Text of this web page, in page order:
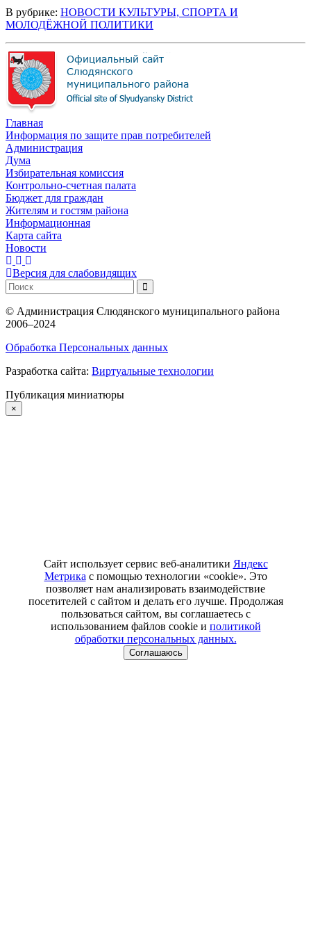
В рубрике: НОВОСТИ КУЛЬТУРЫ, СПОРТА И
МОЛОДЁЖНОЙ ПОЛИТИКИ
Главная
Информация по защите прав потребителей
Администрация
Дума
Избирательная комиссия
Контрольно-счетная палата
Бюджет для граждан
Жителям и гостям района
Информационная
Карта сайта
Новости
Версия для слабовидящих
© Администрация Слюдянского муниципального района
2006–2024
Обработка Персональных данных
Разработка сайта: Виртуальные технологии
Публикация миниатюры
×
Сайт использует сервис веб-аналитики Яндекс
Метрика с помощью технологии «cookie». Это
позволяет нам анализировать взаимодействие
посетителей с сайтом и делать его лучше. Продолжая
пользоваться сайтом, вы соглашаетесь с
использованием файлов cookie и политикой
обработки персональных данных.
Соглашаюсь